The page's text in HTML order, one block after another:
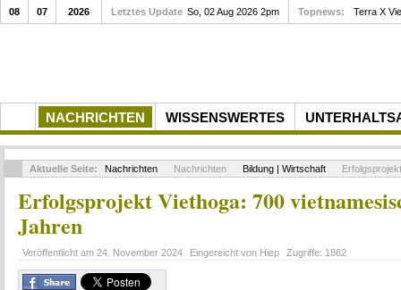
NACHRICHTEN WISSENSWERTES
08 07 2026 Letztes Update So, 02 Aug 2026 2pm Topnews:
Casting-Aufruf für SAVE OUR SOULS – Rolle DODON...
Aktuelle Seite: Nachrichten Nachrichten Bildung | Wirtschaft
Erfolgsprojekt Viethoga: 700
Jahren
Veröffentlicht am 24. November 2024 Eingereicht von Hiep Zugriffe: 1862